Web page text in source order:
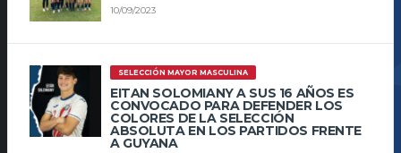
10/09/2023
SELECCIÓN MAYOR MASCULINA
EITAN SOLOMIANY A SUS 16 AÑOS ES
CONVOCADO PARA DEFENDER LOS
COLORES DE LA SELECCIÓN
ABSOLUTA EN LOS PARTIDOS FRENTE
A GUYANA